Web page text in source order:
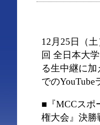
12月25日（
回 全日本大
る生中継に
での
■『MCCスポ
権大会』決勝